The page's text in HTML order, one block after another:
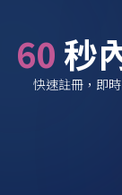
60 秒
快速註冊，即